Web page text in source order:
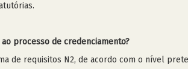
processo de credenciamento?
de requisitos N2, de acordo com o nível